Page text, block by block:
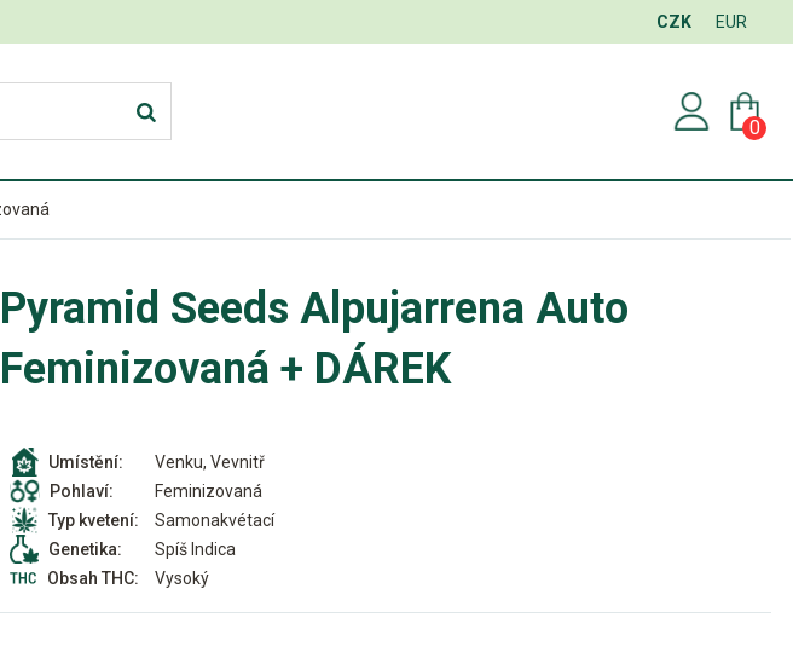
CZK EUR
0
Pyramid Seeds Alpujarrena Auto
Feminizovaná + DÁREK
Umístění:
Venku, Vevnitř
Pohlaví:
Feminizovaná
Typ kvetení:
Samonakvétací
Genetika:
Spíš Indica
Obsah THC:
Vysoký